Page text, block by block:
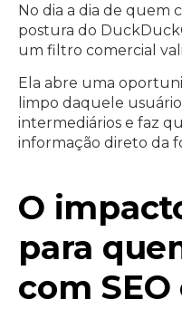
No dia a dia de quem
postura do
um filtro comercial
Ela abre uma
limpo daquele
intermediários e faz
informação direto da
O
para
com SEO